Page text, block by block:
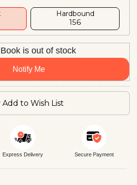
Hardbound
₹156
is out of stock
Notify Me
Add to Wish List
Express Delivery Secure Payment